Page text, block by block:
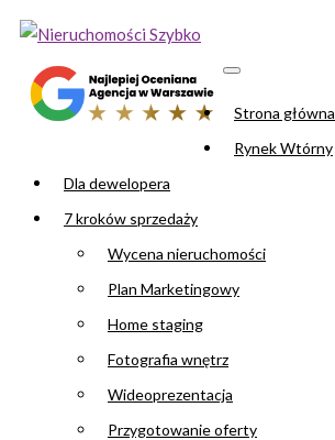
Strona główna
Rynek Wtórny
Dla dewelopera
7 kroków sprzedaży
Wycena nieruchomości
Plan Marketingowy
Home staging
Fotografia wnętrz
Wideoprezentacja
Przygotowanie oferty